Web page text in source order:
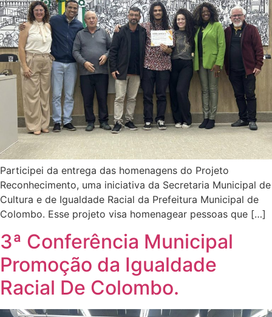
Participei da entrega das homenagens do Projeto
Reconhecimento, uma iniciativa da Secretaria Municipal de
Cultura e de Igualdade Racial da Prefeitura Municipal de
Colombo. Esse projeto visa homenagear pessoas que […]
3ª Conferência Municipal
Promoção da Igualdade
Racial De Colombo.